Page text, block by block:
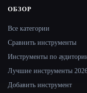
Site navigation
ОБЗОР
Все категории
Сравнить инструменты
Инструменты по
Лучшие инструменты
Добавить инструмент